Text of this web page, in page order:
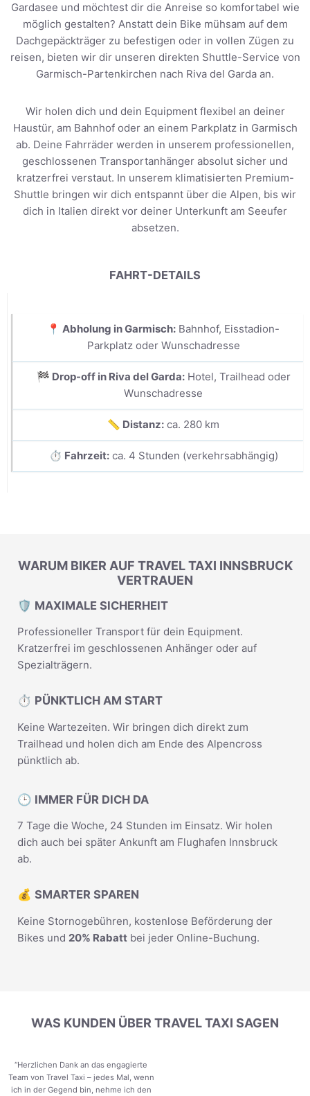
Gardasee und möchtest dir die Anreise so komfortabel wie
möglich gestalten? Anstatt dein Bike mühsam auf dem
Dachgepäckträger zu befestigen oder in vollen Zügen zu
reisen, bieten wir dir unseren direkten Shuttle-Service von
Garmisch-Partenkirchen nach Riva del Garda an.
Wir holen dich und dein Equipment flexibel an deiner
Haustür, am Bahnhof oder an einem Parkplatz in Garmisch
ab. Deine Fahrräder werden in unserem professionellen,
geschlossenen Transportanhänger absolut sicher und
kratzerfrei verstaut. In unserem klimatisierten Premium-
Shuttle bringen wir dich entspannt über die Alpen, bis wir
dich in Italien direkt vor deiner Unterkunft am Seeufer
absetzen.
FAHRT-DETAILS
📍 Abholung in Garmisch: Bahnhof, Eisstadion-
Parkplatz oder Wunschadresse
🏁 Drop-off in Riva del Garda:Hotel, Trailhead oder
Wunschadresse
📏 Distanz: ca. 280 km
⏱️ Fahrzeit:ca. 4 Stunden (verkehrsabhängig)
WARUM BIKER AUF TRAVEL TAXI INNSBRUCK
VERTRAUEN
🛡️ MAXIMALE SICHERHEIT
Professioneller Transport für dein Equipment.
Kratzerfrei im geschlossenen Anhänger oder auf
Spezialträgern.
⏱️ PÜNKTLICH AM START
Keine Wartezeiten. Wir bringen dich direkt zum
Trailhead und holen dich am Ende des Alpencross
pünktlich ab.
🕒 IMMER FÜR DICH DA
7 Tage die Woche, 24 Stunden im Einsatz. Wir holen
dich auch bei später Ankunft am Flughafen Innsbruck
ab.
💰 SMARTER SPAREN
Keine Stornogebühren, kostenlose Beförderung der
Bikes und 20% Rabatt bei jeder Online-Buchung.
WAS KUNDEN ÜBER TRAVEL TAXI SAGEN
“Herzlichen Dank an das engagierte
Team von Travel Taxi – jedes Mal, wenn
ich in der Gegend bin, nehme ich den